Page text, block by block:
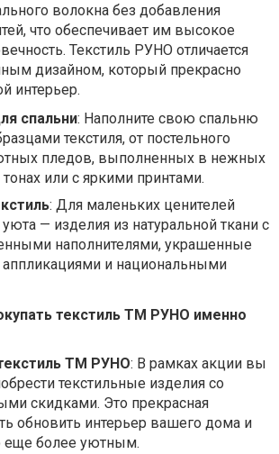
волокна без добавления
что обеспечивает им высокое
Текстиль РУНО отличается
дизайном, который прекрасно
интерьер.
спальни: Наполните свою спальню
текстиля, от постельного
пледов, выполненных в нежных
или с яркими принтами.
: Для маленьких ценителей
— изделия из натуральной ткани с
наполнителями, украшенные
и национальными
текстиль ТМ РУНО именно
ТМ РУНО: В рамках акции вы
текстильные изделия со
скидками. Это прекрасная
обновить интерьер вашего дома и
еще более уютным.